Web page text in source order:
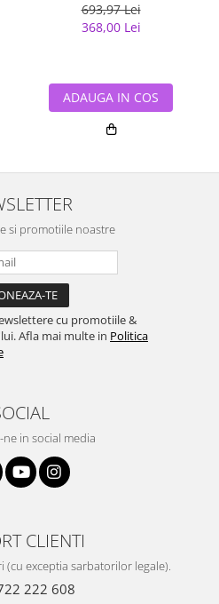
693,97 Lei
368,00 Lei
ADAUGA IN COS
si promotiile noastre
cu promotiile &
Afla mai multe in Politica
ne in social media
CLIENTI
(cu exceptia sarbatorilor legale).
222 608